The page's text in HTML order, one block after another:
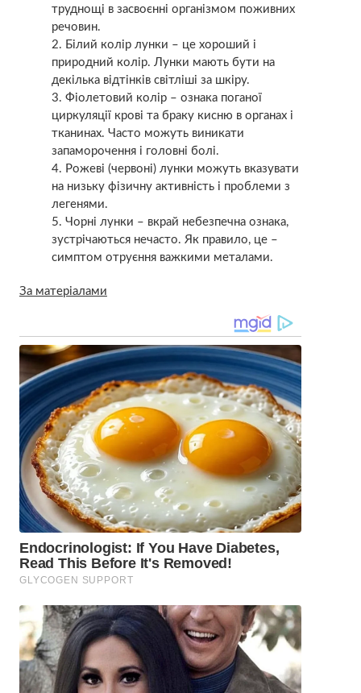
труднощі в засвоєнні організмом поживних
речовин.
Білий колір лунки – це хороший і
природний колір. Лунки мають бути на
декілька відтінків світліші за шкіру.
Фіолетовий колір – ознака поганої
циркуляції крові та браку кисню в органах і
тканинах. Часто можуть виникати
запаморочення і головні болі.
Рожеві (червоні) лунки можуть вказувати
на низьку фізичну активність і проблеми з
легенями.
Чорні лунки – вкрай небезпечна ознака,
зустрічаються нечасто. Як правило, це –
симптом отруєння важкими металами.
За матеріалами